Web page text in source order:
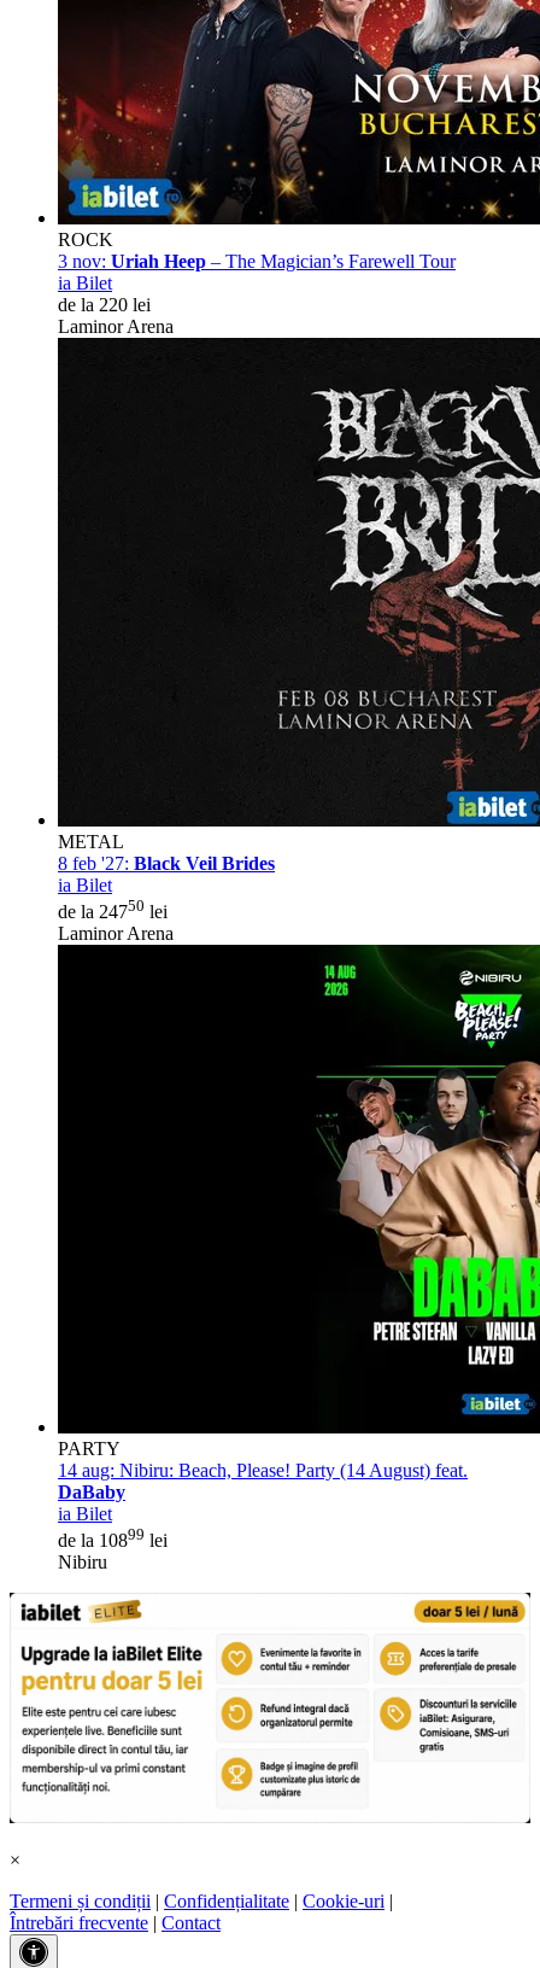
ROCK
3 nov: Uriah Heep – The Magician’s Farewell Tour
ia Bilet
de la 220 lei
Laminor Arena
METAL
8 feb '27: Black Veil Brides
ia Bilet
de la 24750 lei
Laminor Arena
PARTY
14 aug: Nibiru: Beach, Please! Party (14 August) feat.
DaBaby
ia Bilet
de la 10899 lei
Nibiru
×
Termeni și condiții | Confidențialitate | Cookie-uri |
Întrebări frecvente | Contact